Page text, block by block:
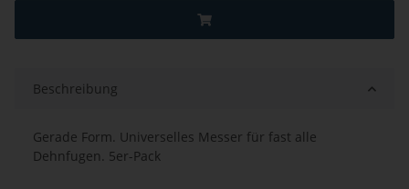
Beschreibung
Gerade Form. Universelles Messer für fast alle
Dehnfugen. 5er-Pack